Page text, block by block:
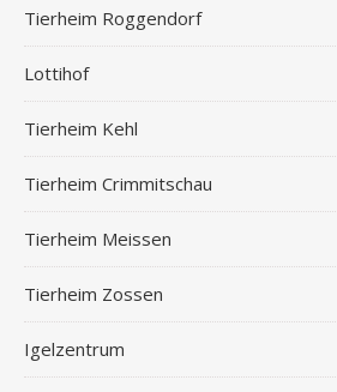
Tierheim Roggendorf
Lottihof
Tierheim Kehl
Tierheim Crimmitschau
Tierheim Meissen
Tierheim Zossen
Igelzentrum